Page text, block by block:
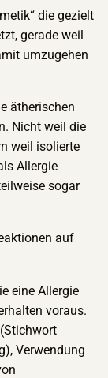
die gezielt
gerade weil
umzugehen
ätherischen
Nicht weil die
weil isolierte
Allergie
sogar
auf
eine Allergie
voraus.
Verwendung